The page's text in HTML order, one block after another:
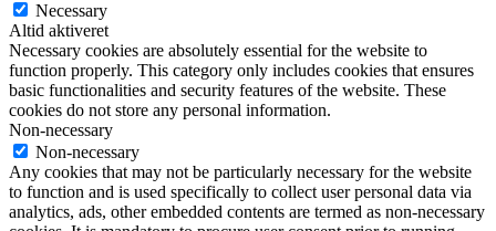
Necessary
Altid aktiveret
Necessary cookies are absolutely essential for the website to
function properly. This category only includes cookies that ensures
basic functionalities and security features of the website. These
cookies do not store any personal information.
Non-necessary
Non-necessary
Any cookies that may not be particularly necessary for the website
to function and is used specifically to collect user personal data via
analytics, ads, other embedded contents are termed as non-necessary